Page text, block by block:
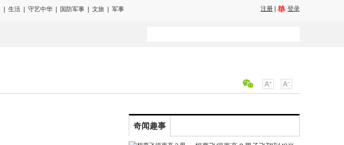
生活 守艺中华 国防军事 文旅
军事
注册 登录
奇闻趣事